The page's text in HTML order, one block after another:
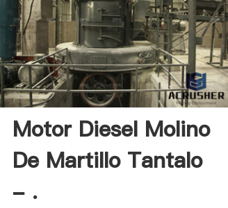
Motor Diesel Molino
De Martillo Tantalo
- .